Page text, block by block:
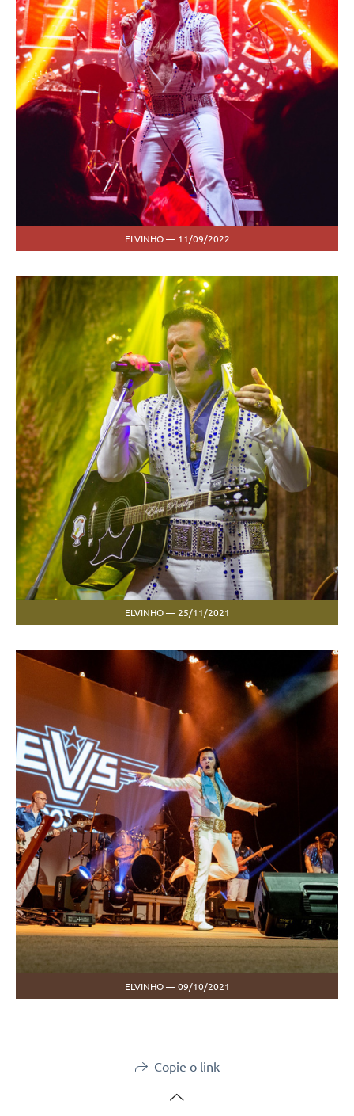
ELVINHO — 11/09/2022
ELVINHO — 25/11/2021
ELVINHO — 09/10/2021
Copie o link